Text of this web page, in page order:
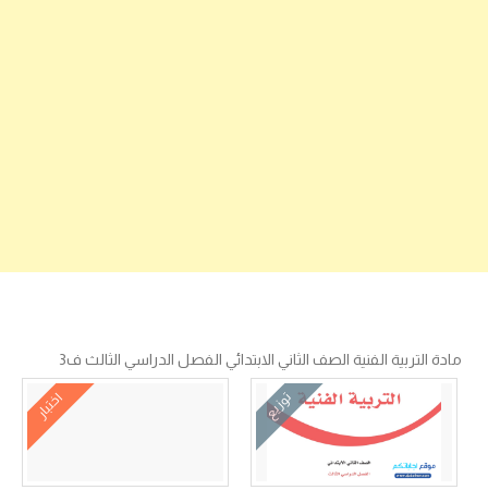
مادة التربية الفنية الصف الثاني الابتدائي الفصل الدراسي الثالث ف3
توزيع اختبار